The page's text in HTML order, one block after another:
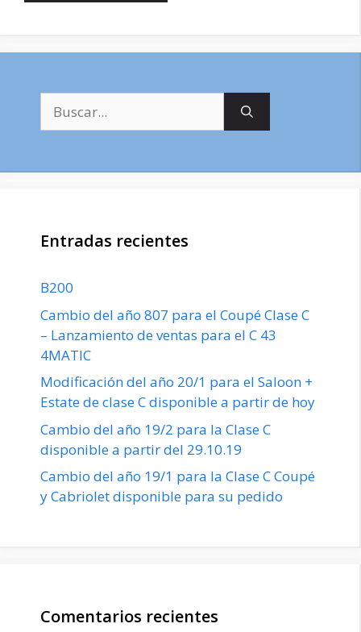
Entradas recientes
B200
Cambio del año 807 para el Coupé Clase C
– Lanzamiento de ventas para el C 43
4MATIC
Modificación del año 20/1 para el Saloon +
Estate de clase C disponible a partir de hoy
Cambio del año 19/2 para la Clase C
disponible a partir del 29.10.19
Cambio del año 19/1 para la Clase C Coupé
y Cabriolet disponible para su pedido
Comentarios recientes